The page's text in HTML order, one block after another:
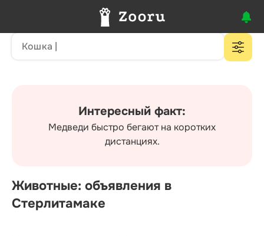
Интересный факт:
Медведи быстро бегают на коротких
дистанциях.
Животные: объявления в
Стерлитамаке